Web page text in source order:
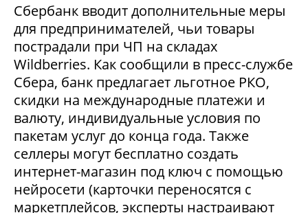
Сбербанк вводит дополнительные меры
для предпринимателей, чьи товары
пострадали при ЧП на складах
Wildberries. Как сообщили в пресс-службе
Сбера, банк предлагает льготное РКО,
скидки на международные платежи и
валюту, индивидуальные условия по
пакетам услуг до конца года. Также
селлеры могут бесплатно создать
интернет-магазин под ключ с помощью
нейросети (карточки переносятся с
маркетплейсов, эксперты настраивают